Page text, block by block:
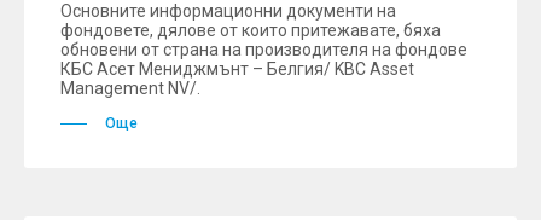
Основните информационни документи на
фондовете, дялове от които притежавате, бяха
обновени от страна на производителя на фондове
КБС Асет Мениджмънт – Белгия/ KBC Asset
Mаnagement NV/.
Още